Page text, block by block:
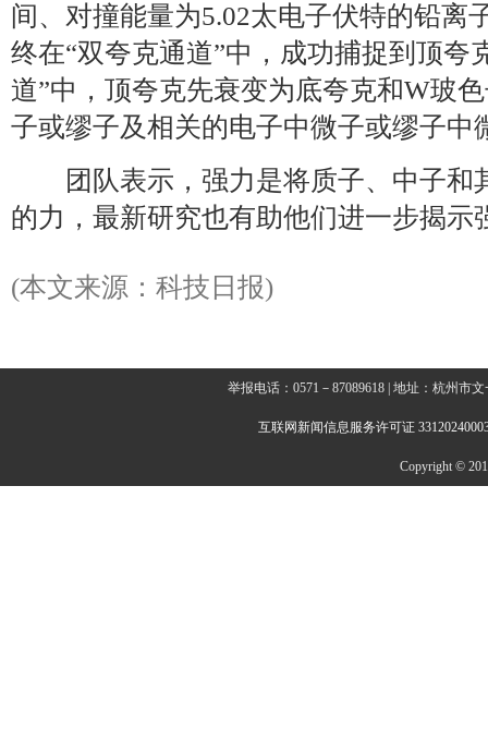
间、对撞能量为5.02太电子伏特的铅离
终在“双夸克通道”中，成功捕捉到顶夸
道”中，顶夸克先衰变为底夸克和W玻
子或缪子及相关的电子中微子或缪子中
团队表示，强力是将质子、中子和
的力，最新研究也有助他们进一步揭示
(本文来源：科技日报)
举报电话：0571－87089618 | 地址：杭州市
互联网新闻信息服务许可证
Copyright ©